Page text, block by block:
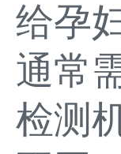
给孕
通常
检测